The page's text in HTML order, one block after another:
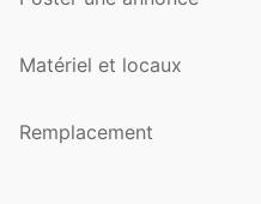
Matériel et locaux
Remplacement